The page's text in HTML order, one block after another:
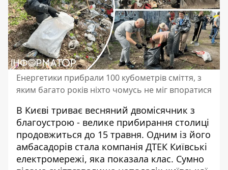
Енергетики прибрали 100 кубометрів сміття, з
яким багато років ніхто чомусь не міг впоратися
В Києві триває весняний двомісячник з
благоустрою - велике прибирання столиці
продовжиться до 15 травня. Одним із його
амбасадорів стала компанія ДТЕК Київські
електромережі, яка показала клас. Сумно